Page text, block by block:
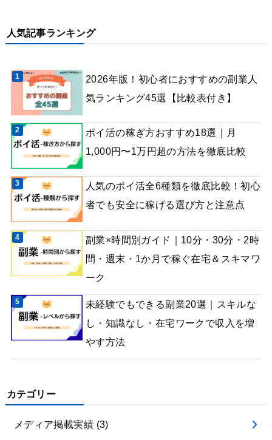
人気記事ランキング
2026年版！初心者におすすめの副業人
気ランキング45選【比較表付き】
ポイ活の稼ぎ方おすすめ18選｜月
1,000円〜1万円超の方法を徹底比較
人気のポイ活全6種類を徹底比較！初心
者でも安全に稼げる選び方と注意点
副業×時間別ガイド｜10分・30分・2時
間・週末・1か月で稼ぐ在宅＆スキマワ
ーク
未経験でもできる副業20選｜スキルな
し・知識なし・在宅ワークで収入を増
やす方法
カテゴリー
メディア掲載実績 (3)